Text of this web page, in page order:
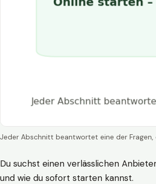
Jeder Abschnitt beantwortet eine der
Du suchst einen verlässlichen
und wie du sofort starten kannst.